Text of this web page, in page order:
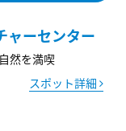
ャーセンター
然を満喫
スポット詳細